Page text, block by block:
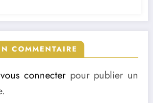
COMMENTAIRE
vous connecter pour publier un